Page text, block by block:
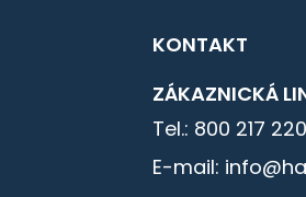
KONTAKT
ZÁKAZNICKÁ
Tel.: 800 217 220
E-mail: